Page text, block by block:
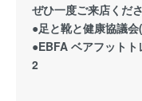
ぜひ一度ご来店くだ
●足と靴と健康協議
●EBFA ベアフット
2